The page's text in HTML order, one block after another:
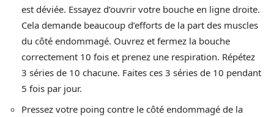
est déviée. Essayez d’ouvrir votre bouche en ligne droite.
Cela demande beaucoup d’efforts de la part des muscles
du côté endommagé. Ouvrez et fermez la bouche
correctement 10 fois et prenez une respiration. Répétez
3 séries de 10 chacune. Faites ces 3 séries de 10 pendant
5 fois par jour.
Pressez votre poing contre le côté endommagé de la